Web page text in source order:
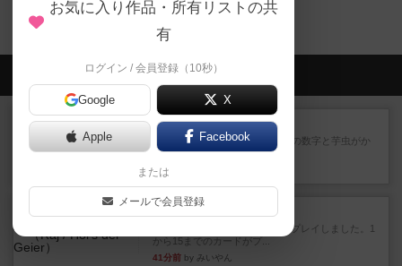
ナイトクランのトップに戻る
会員の新しい投稿
レビュー ヘックメック
サイコロゲームです1から5までの数字と芋虫がか
かれたダイス。これを振っ...
32分前
超有名なゲームですが、初めてプレイしました。1
から15までのカードがプ...
41分前 by みいやん
お気に入り作品・所有リストの共
有
ログイン / 会員登録（10秒）
Google X
Apple Facebook
または
メールで会員登録